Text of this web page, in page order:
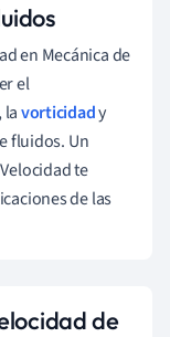
en Mecánica de
el
, lavorticidady
fluidos. Un
te
de las
de